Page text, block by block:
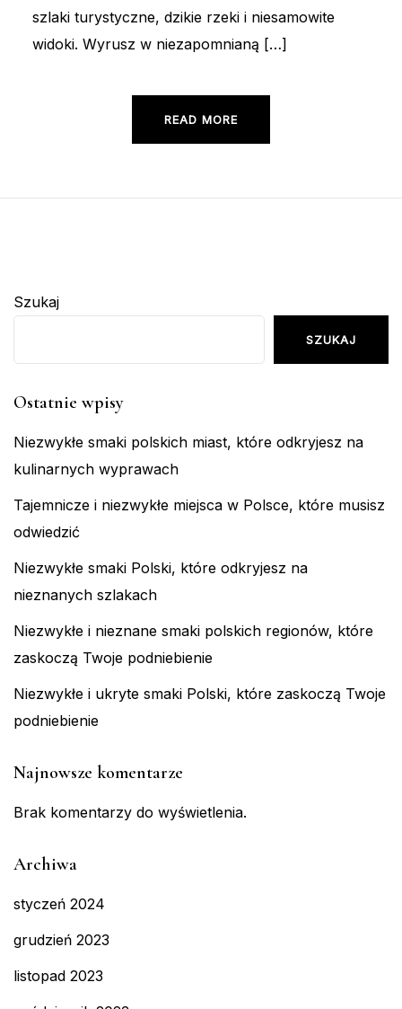
szlaki turystyczne, dzikie rzeki i niesamowite
widoki. Wyrusz w niezapomnianą […]
READ MORE
Szukaj
SZUKAJ
Ostatnie wpisy
Niezwykłe smaki polskich miast, które odkryjesz na
kulinarnych wyprawach
Tajemnicze i niezwykłe miejsca w Polsce, które musisz
odwiedzić
Niezwykłe smaki Polski, które odkryjesz na
nieznanych szlakach
Niezwykłe i nieznane smaki polskich regionów, które
zaskoczą Twoje podniebienie
Niezwykłe i ukryte smaki Polski, które zaskoczą Twoje
podniebienie
Najnowsze komentarze
Brak komentarzy do wyświetlenia.
Archiwa
styczeń 2024
grudzień 2023
listopad 2023